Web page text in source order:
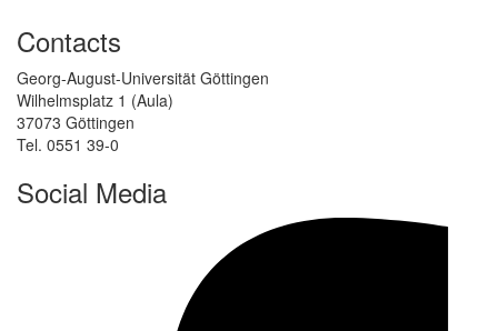
Contacts
Georg-August-Universität Göttingen
Wilhelmsplatz 1 (Aula)
37073 Göttingen
Tel. 0551 39-0
Social Media